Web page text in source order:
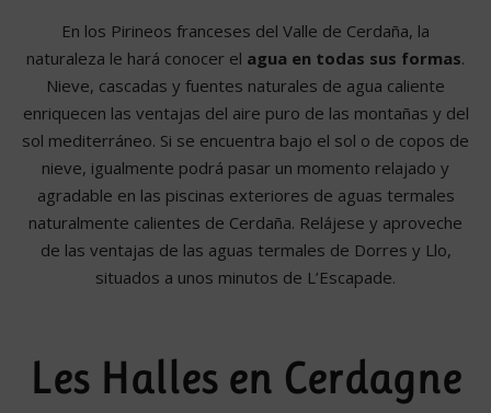
En los Pirineos franceses del Valle de Cerdaña, la
naturaleza le hará conocer el agua en todas sus formas.
Nieve, cascadas y fuentes naturales de agua caliente
enriquecen las ventajas del aire puro de las montañas y del
sol mediterráneo. Si se encuentra bajo el sol o de copos de
nieve, igualmente podrá pasar un momento relajado y
agradable en las piscinas exteriores de aguas termales
naturalmente calientes de Cerdaña. Relájese y aproveche
de las ventajas de las aguas termales de Dorres y Llo,
situados a unos minutos de L’Escapade.
Les Halles en Cerdagne